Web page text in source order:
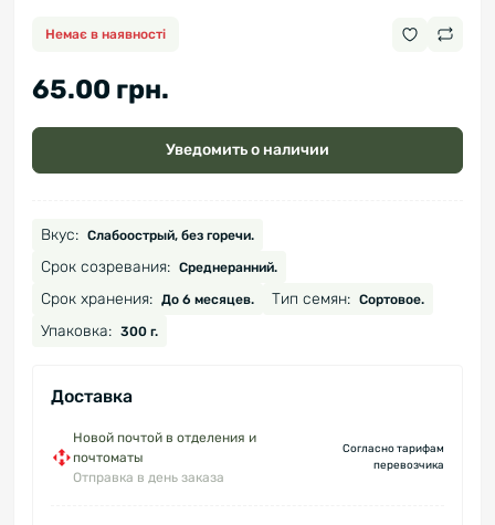
Немає в наявності
65.00 грн.
Уведомить о наличии
Вкус: Слабоострый, без горечи.
Срок созревания: Среднеранний.
Срок хранения: До 6 месяцев. Тип семян: Сортовое.
Упаковка: 300 г.
Доставка
Новой почтой в отделения и
почтоматы
Отправка в день заказа
Согласно тарифам
перевозчика